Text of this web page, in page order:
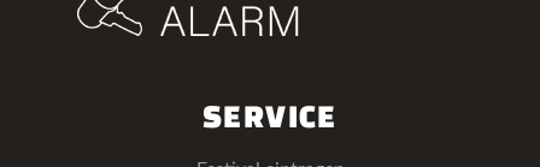
SERVICE